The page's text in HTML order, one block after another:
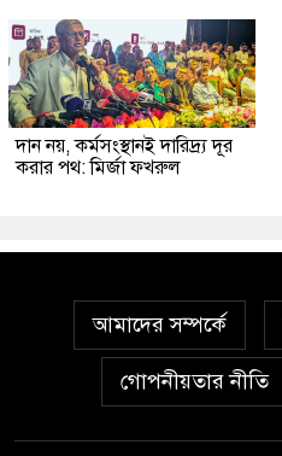
দান নয়, কর্মসংস্থানই দারিদ্র্য দূর
করার পথ: মির্জা ফখরুল
আমাদের সম্পর্কে
গোপনীয়তার নীতি